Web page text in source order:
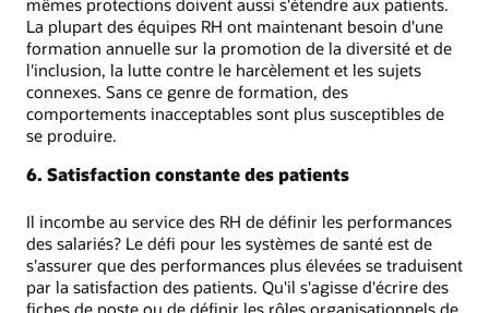
La plupart des équipes RH ont maintenant besoin d'une
formation annuelle sur la promotion de la diversité et de
l'inclusion, la lutte contre le harcèlement et les sujets
connexes. Sans ce genre de formation, des
comportements inacceptables sont plus susceptibles de
se produire.
6. Satisfaction constante des patients
Il incombe au service des RH de définir les performances
des salariés? Le défi pour les systèmes de santé est de
s'assurer que des performances plus élevées se traduisent
par la satisfaction des patients. Qu'il s'agisse d'écrire des